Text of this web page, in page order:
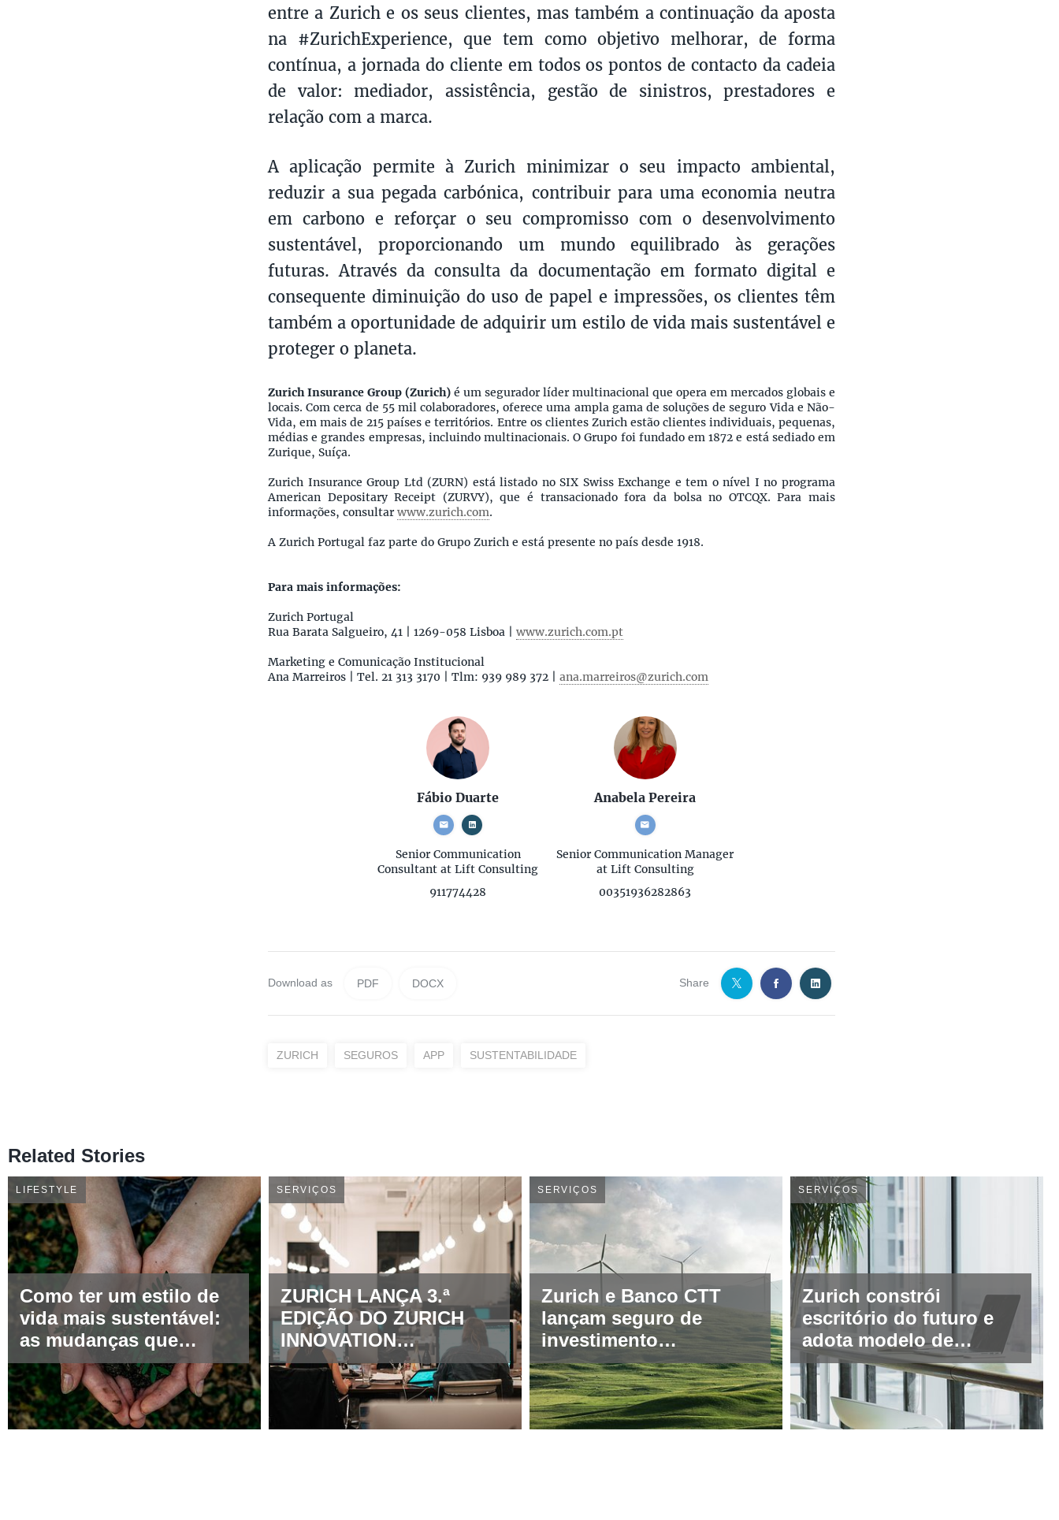
entre a Zurich e os seus clientes, mas também a continuação da aposta
na #ZurichExperience, que tem como objetivo melhorar, de forma
contínua, a jornada do cliente em todos os pontos de contacto da cadeia
de valor: mediador, assistência, gestão de sinistros, prestadores e
relação com a marca.
A aplicação permite à Zurich minimizar o seu impacto ambiental,
reduzir a sua pegada carbónica, contribuir para uma economia neutra
em carbono e reforçar o seu compromisso com o desenvolvimento
sustentável, proporcionando um mundo equilibrado às gerações
futuras. Através da consulta da documentação em formato digital e
consequente diminuição do uso de papel e impressões, os clientes têm
também a oportunidade de adquirir um estilo de vida mais sustentável e
proteger o planeta.
Zurich Insurance Group (Zurich) é um segurador líder multinacional que opera em mercados globais e
locais. Com cerca de 55 mil colaboradores, oferece uma ampla gama de soluções de seguro Vida e Não-
Vida, em mais de 215 países e territórios. Entre os clientes Zurich estão clientes individuais, pequenas,
médias e grandes empresas, incluindo multinacionais. O Grupo foi fundado em 1872 e está sediado em
Zurique, Suíça.
Zurich Insurance Group Ltd (ZURN) está listado no SIX Swiss Exchange e tem o nível I no programa
American Depositary Receipt (ZURVY), que é transacionado fora da bolsa no OTCQX. Para mais
informações, consultarwww.zurich.com.
A Zurich Portugal faz parte do Grupo Zurich e está presente no país desde 1918.
Para mais informações:
Zurich Portugal
Rua Barata Salgueiro, 41 | 1269-058 Lisboa | www.zurich.com.pt
Marketing e Comunicação Institucional
Ana Marreiros | Tel. 21 313 3170 | Tlm: 939 989 372 | ana.marreiros@zurich.com
Fábio Duarte
Senior Communication
Consultant at Lift Consulting
911774428
Anabela Pereira
Senior Communication Manager
at Lift Consulting
00351936282863
Download as PDF DOCX Share
ZURICH SEGUROS APP SUSTENTABILIDADE
Related Stories
LIFESTYLE
Como ter um estilo de
vida mais sustentável:
as mudanças que
inspiram a diferença
SERVIÇOS
ZURICH LANÇA 3.ª
EDIÇÃO DO ZURICH
INNOVATION
CHAMPIONSHIP
SERVIÇOS
Zurich e Banco CTT
lançam seguro de
investimento
sustentável
SERVIÇOS
Zurich constrói
escritório do futuro e
adota modelo de
trabalho híbrido